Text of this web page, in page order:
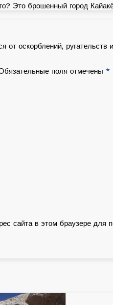
Это брошенный город
от оскорблений,
поля отмечены *
сайта в этом браузере для